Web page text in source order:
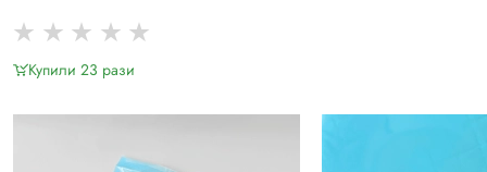
Купили 23 рази